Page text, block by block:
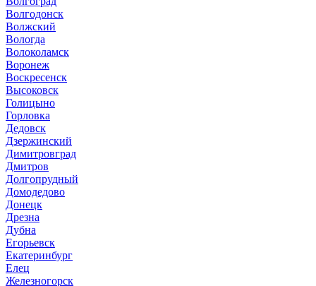
Волгодонск
Волжский
Вологда
Волоколамск
Воронеж
Воскресенск
Высоковск
Голицыно
Горловка
Дедовск
Дзержинский
Димитровград
Дмитров
Долгопрудный
Домодедово
Донецк
Дрезна
Дубна
Егорьевск
Екатеринбург
Елец
Железногорск